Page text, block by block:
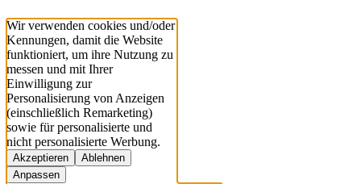
Wir verwenden cookies und/oder
Kennungen, damit die Website
funktioniert, um ihre Nutzung zu
messen und mit Ihrer
Einwilligung zur
Personalisierung von Anzeigen
(einschließlich Remarketing)
sowie für personalisierte und
nicht personalisierte Werbung.
Akzeptieren
Ablehnen
Anpassen